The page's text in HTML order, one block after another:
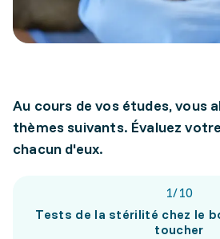
Au cours de vos études, vous
thèmes suivants. Évaluez
chacun d'eux.
1/10
Tests de la stérilité chez le
toucher